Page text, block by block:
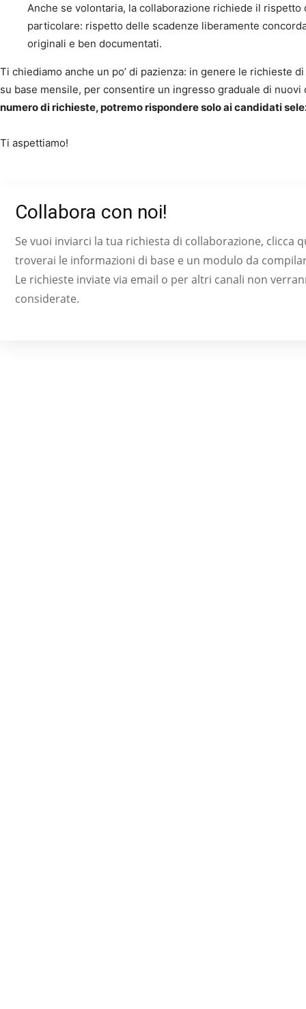
Anche se volontaria, la collaborazione richiede il rispetto
particolare: rispetto delle scadenze liberamente
originali e ben documentati.
Ti chiediamo anche un po’ di pazienza: in genere le richieste
su base mensile, per consentire un ingresso graduale di
numero di richieste, potremo rispondere solo ai candidati
Ti aspettiamo!
Collabora con noi!
Se vuoi inviarci la tua richiesta di collaborazione, clicca
troverai le informazioni di base e un modulo da
Le richieste inviate via email o per altri canali non
considerate.